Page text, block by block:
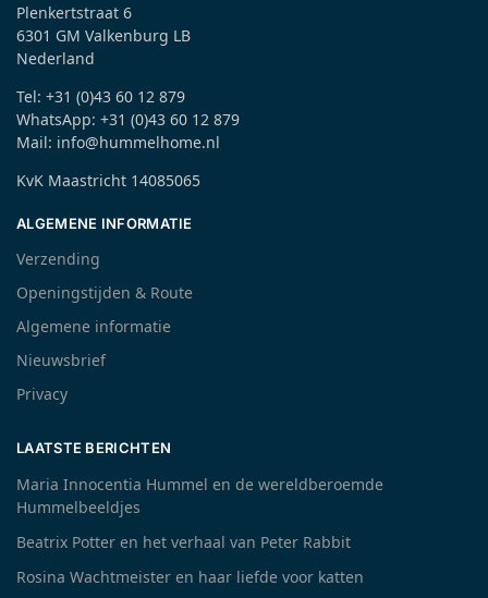
Plenkertstraat 6
6301 GM Valkenburg LB
Nederland
Tel: +31 (0)43 60 12 879
WhatsApp: +31 (0)43 60 12 879
Mail: info@hummelhome.nl
KvK Maastricht 14085065
ALGEMENE INFORMATIE
Verzending
Openingstijden & Route
Algemene informatie
Nieuwsbrief
Privacy
LAATSTE BERICHTEN
Maria Innocentia Hummel en de wereldberoemde
Hummelbeeldjes
Beatrix Potter en het verhaal van Peter Rabbit
Rosina Wachtmeister en haar liefde voor katten